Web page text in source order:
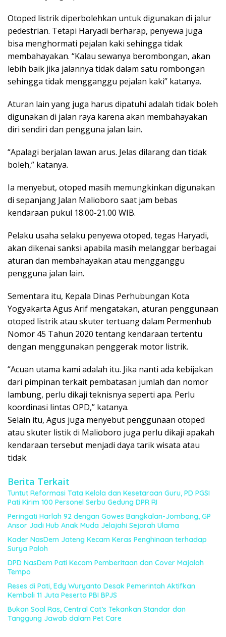
Otoped listrik diperbolehkan untuk digunakan di jalur
pedestrian. Tetapi Haryadi berharap, penyewa juga
bisa menghormati pejalan kaki sehingga tidak
membahayakan. “Kalau sewanya berombongan, akan
lebih baik jika jalannya tidak dalam satu rombongan
sehingga tidak mengganggu pejalan kaki” katanya.
Aturan lain yang juga harus dipatuhi adalah tidak boleh
digunakan di jalan raya karena akan membahayakan
diri sendiri dan pengguna jalan lain.
“Apalagi berjalan lawan arus. Jelas dilarang dan tidak
boleh,” katanya.
Ia menyebut, otoped masih memungkinkan digunakan
di sepanjang Jalan Malioboro saat jam bebas
kendaraan pukul 18.00-21.00 WIB.
Pelaku usaha selaku penyewa otoped, tegas Haryadi,
akan dikenai sanksi apabila masih melanggar berbagai
aturan dan membahayakan atau mengganggu
pengguna jalan lain.
Sementara itu, Kepala Dinas Perhubungan Kota
Yogyakarta Agus Arif mengatakan, aturan penggunaan
otoped listrik atau skuter tertuang dalam Permenhub
Nomor 45 Tahun 2020 tentang kendaraan tertentu
dengan menggunakan penggerak motor listrik.
“Acuan utama kami adalah itu. Jika nanti ada kebijakan
dari pimpinan terkait pembatasan jumlah dan nomor
lambung, perlu dikaji teknisnya seperti apa. Perlu
koordinasi lintas OPD,” katanya.
Selain itu, Agus juga menyebut penggunaan otoped
atau skuter listik di Malioboro juga perlu dikaji apakah
kendaraan tersebut menjadi daya tarik wisata atau
tidak.
Berita Terkait
Tuntut Reformasi Tata Kelola dan Kesetaraan Guru, PD PGSI
Pati Kirim 100 Personel Serbu Gedung DPR RI
Peringati Harlah 92 dengan Gowes Bangkalan-Jombang, GP
Ansor Jadi Hub Anak Muda Jelajahi Sejarah Ulama
Kader NasDem Jateng Kecam Keras Penghinaan terhadap
Surya Paloh
DPD NasDem Pati Kecam Pemberitaan dan Cover Majalah
Tempo
Reses di Pati, Edy Wuryanto Desak Pemerintah Aktifkan
Kembali 11 Juta Peserta PBI BPJS
Bukan Soal Ras, Central Cat’s Tekankan Standar dan
Tanggung Jawab dalam Pet Care